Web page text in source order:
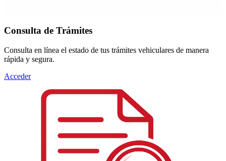
Consulta de Trámites
Consulta en línea el estado de tus trámites vehiculares de manera
rápida y segura.
Acceder